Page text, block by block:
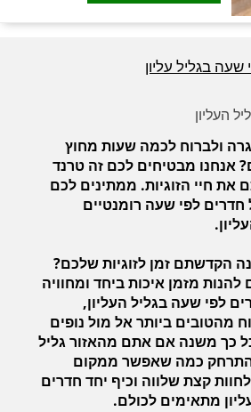
בגליל עליון
העליון
ולברוח לכמה שעות מחוץ
אנחנו מבטיחים לכם זה טרנד
חיי הזוגיות. ממתינים לכם
לפי שעה רומנטיים
הקדשתם זמן לזוגיות שלכם?
מזמן איכות ביחד ומחוויה
לפי שעה בגליל העליון,
מהטובים ביותר אל מול נופים
כך משנה אם אתם מהאזור גליל
להתרחק כמה שאפשר ממקום
קצת שלווה וכיף יחד חדרים
מתאימים לכולם.